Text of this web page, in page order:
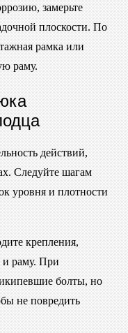
замерьте
плоскости. По
рамка или
раму.
действий,
Следуйте шагам
уровня и плотности
крепления,
и раму. При
болты, но
не повредить